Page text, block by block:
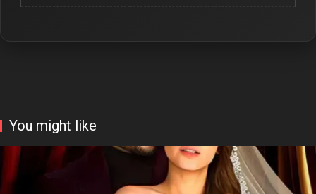
You might like